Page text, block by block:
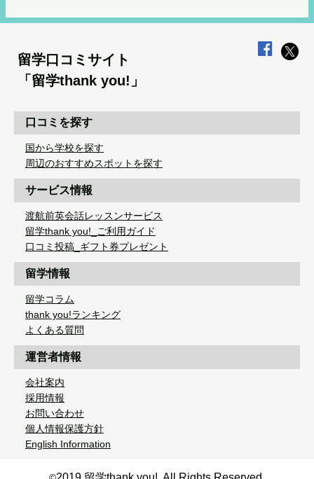
留学口コミサイト
「留学thank you!」
口コミを探す
国から学校を探す
周辺のおすすめスポットを探す
サービス情報
渡航前英会話レッスンサービス
留学thank you!_ご利用ガイド
口コミ投稿_ギフト券プレゼント
留学情報
留学コラム
thank you!ランキング
よくある質問
運営者情報
会社案内
採用情報
お問い合わせ
個人情報保護方針
English Information